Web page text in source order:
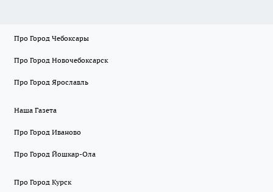
Про Город Чебоксары
Про Город Новочебоксарск
Про Город Ярославль
Наша Газета
Про Город Иваново
Про Город Йошкар-Ола
Про Город Курск